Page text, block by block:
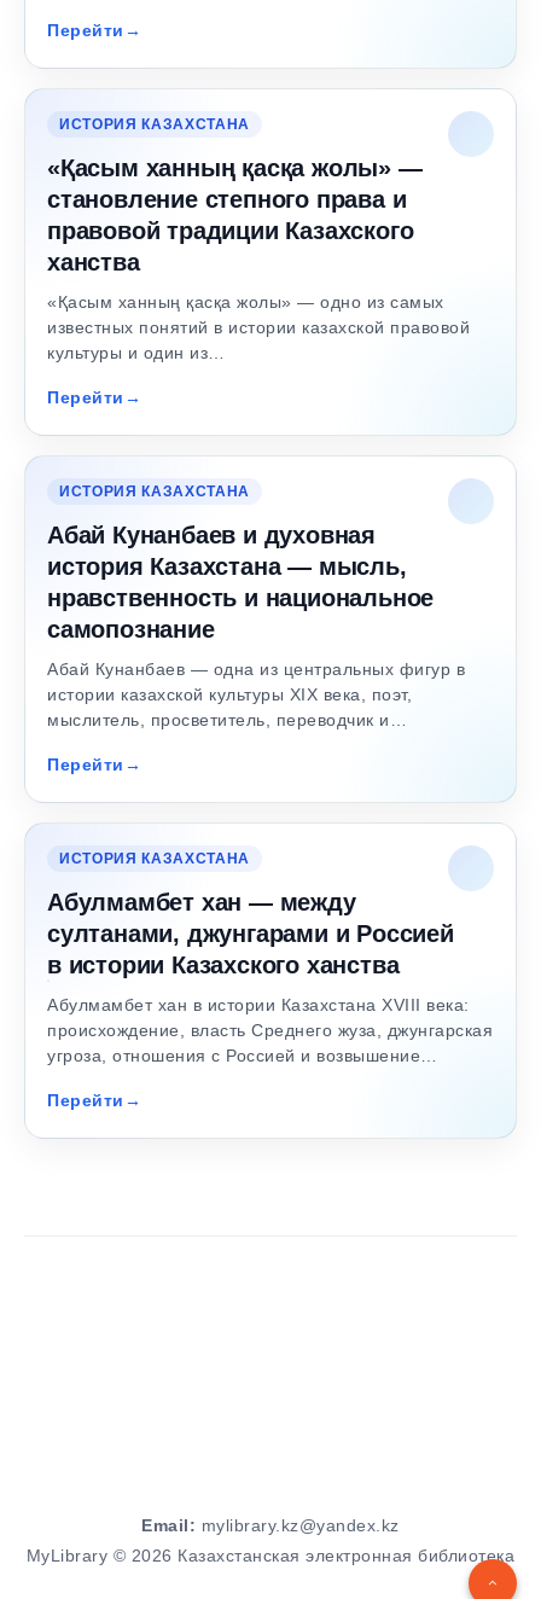
Перейти
ИСТОРИЯ КАЗАХСТАНА
«Қасым ханның қасқа жолы» —
становление степного права и
правовой традиции Казахского
ханства
«Қасым ханның қасқа жолы» — одно из самых
известных понятий в истории казахской правовой
культуры и один из…
Перейти
ИСТОРИЯ КАЗАХСТАНА
Абай Кунанбаев и духовная
история Казахстана — мысль,
нравственность и национальное
самопознание
Абай Кунанбаев — одна из центральных фигур в
истории казахской культуры XIX века, поэт,
мыслитель, просветитель, переводчик и…
Перейти
ИСТОРИЯ КАЗАХСТАНА
Абулмамбет хан — между
султанами, джунгарами и Россией
в истории Казахского ханства
Абулмамбет хан в истории Казахстана XVIII века:
происхождение, власть Среднего жуза, джунгарская
угроза, отношения с Россией и возвышение…
Перейти
Email: mylibrary.kz@yandex.kz
MyLibrary © 2026 Казахстанская электронная библиотека